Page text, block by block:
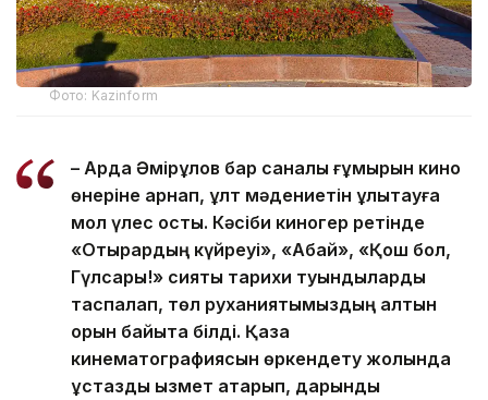
Фото: Kazinform
– Ардақ Әмірқұлов бар саналы ғұмырын кино
өнеріне арнап, ұлт мәдениетін ұлықтауға
мол үлес қосты. Кәсіби киногер ретінде
«Отырардың күйреуі», «Абай», «Қош бол,
Гүлсары!» сияқты тарихи туындыларды
таспалап, төл руханиятымыздың алтын
қорын байыта білді. Қазақ
кинематографиясын өркендету жолында
ұстаздық қызмет атқарып, дарынды